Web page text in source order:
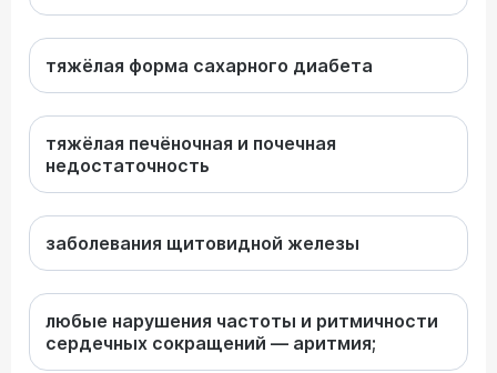
тяжёлая форма сахарного диабета
тяжёлая печёночная и почечная
недостаточность
заболевания щитовидной железы
любые нарушения частоты и ритмичности
сердечных сокращений — аритмия;